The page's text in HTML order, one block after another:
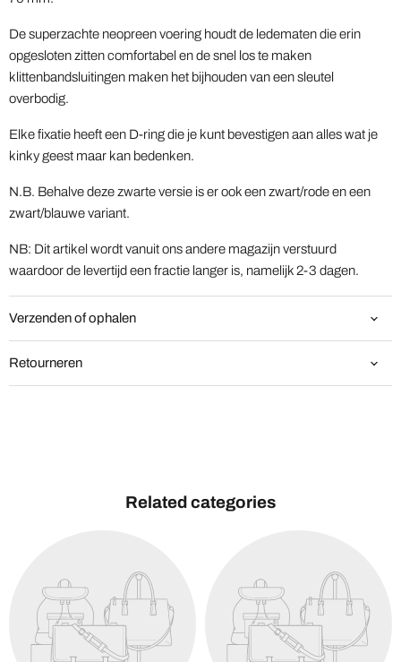
De superzachte neopreen voering houdt de ledematen die erin
opgesloten zitten comfortabel en de snel los te maken
klittenbandsluitingen maken het bijhouden van een sleutel
overbodig.
Elke fixatie heeft een D-ring die je kunt bevestigen aan alles wat je
kinky geest maar kan bedenken.
N.B. Behalve deze zwarte versie is er ook een zwart/rode en een
zwart/blauwe variant.
NB: Dit artikel wordt vanuit ons andere magazijn verstuurd
waardoor de levertijd een fractie langer is, namelijk 2-3 dagen.
Verzenden of ophalen
Retourneren
Related categories